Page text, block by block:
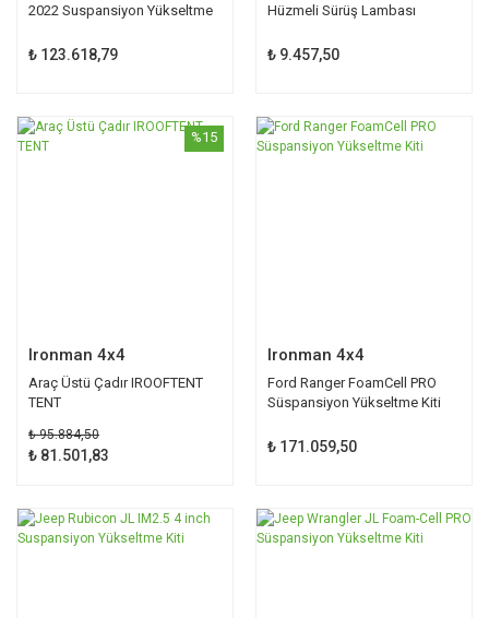
2022 Suspansiyon Yükseltme
₺ 123.618,79
Hüzmeli Sürüş Lambası
₺ 9.457,50
Ironman 4x4
Araç Üstü Çadır IROOFTENT
TENT
%15
₺ 95.884,50
₺ 81.501,83
Ironman 4x4
Ford Ranger FoamCell PRO
Süspansiyon Yükseltme Kiti
₺ 171.059,50